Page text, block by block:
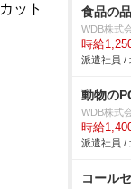
ット
食品の
WDB株式
時給
派遣社員 /
動物の
WDB株式
時給
派遣社員 /
コール